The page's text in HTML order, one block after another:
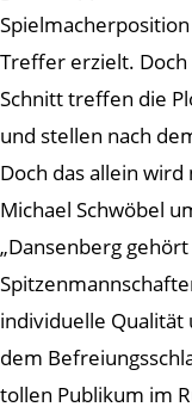
Treffer erzielt.
Schnitt treffen die
und stellen nach
Doch das allein
Michael Schwöbel
„Dansenberg
individuelle Qualität
dem
tollen Publikum im